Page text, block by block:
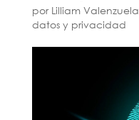
por Lilliam Valenzuela
datos y privacidad